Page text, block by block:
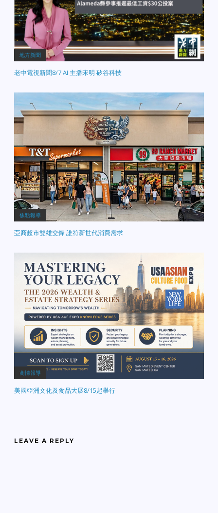
地方新聞
老中電視新聞8/7 AI 主播宋明 矽谷科技
焦點報導
亞裔超市雙雄交鋒 誰符新世代消費需求
商情報導
美國亞洲文化及食品大展8/15起舉行
LEAVE A REPLY